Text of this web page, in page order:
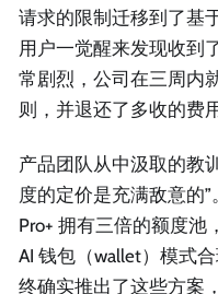
请求的限制迁移到了基
用户一觉醒来发现收到
常剧烈，公司在三周内
则，并退还了多收的费用
产品团队从中汲取的教
度的定价是充满敌意的
Pro+ 拥有三倍的额度
AI 钱包（wallet）模式
终确实推出了这些方案